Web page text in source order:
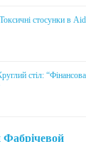
стосунки в
стіл:
Фабрічевой